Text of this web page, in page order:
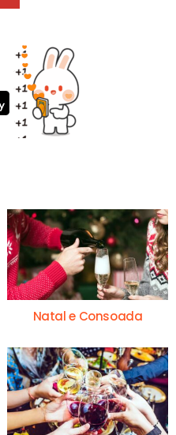
Natal e Consoada